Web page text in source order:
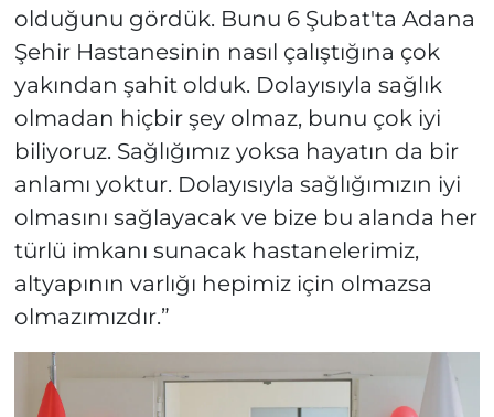
olduğunu gördük. Bunu 6 Şubat'ta Adana
Şehir Hastanesinin nasıl çalıştığına çok
yakından şahit olduk. Dolayısıyla sağlık
olmadan hiçbir şey olmaz, bunu çok iyi
biliyoruz. Sağlığımız yoksa hayatın da bir
anlamı yoktur. Dolayısıyla sağlığımızın iyi
olmasını sağlayacak ve bize bu alanda her
türlü imkanı sunacak hastanelerimiz,
altyapının varlığı hepimiz için olmazsa
olmazımızdır.”